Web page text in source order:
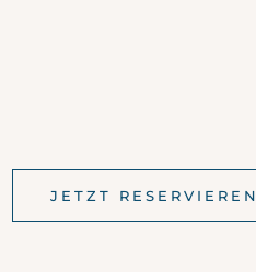
JETZT RESERVIEREN